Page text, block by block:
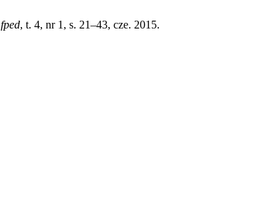
fped, t. 4, nr 1, s. 21–43, cze. 2015.